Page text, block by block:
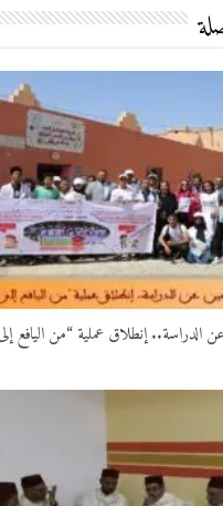
الدراسة.. إنطلاق عملية “من اليافع